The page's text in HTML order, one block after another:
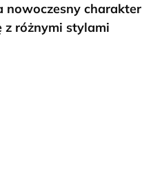
nowoczesny charakter
z różnymi stylami